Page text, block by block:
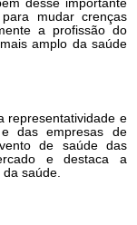
desse importante
mudar crenças
a profissão do
amplo da saúde
representatividade e
e das empresas de
de saúde das
e destaca a
saúde.